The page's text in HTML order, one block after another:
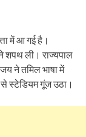
में आ गई है।
शपथ ली। राज्यपाल
ने तमिल भाषा में
स्टेडियम गूंज उठा।